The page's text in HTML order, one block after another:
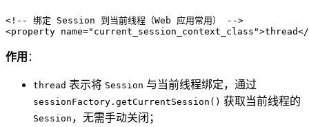
<!-- 绑定 Session 到当前线程（Web 应用常用） -->
<property name="current_session_context_class">thread</
作用 ：
thread 表示将 Session 与当前线程绑定，通过
sessionFactory.getCurrentSession() 获取当前线程的
Session ，无需手动关闭；